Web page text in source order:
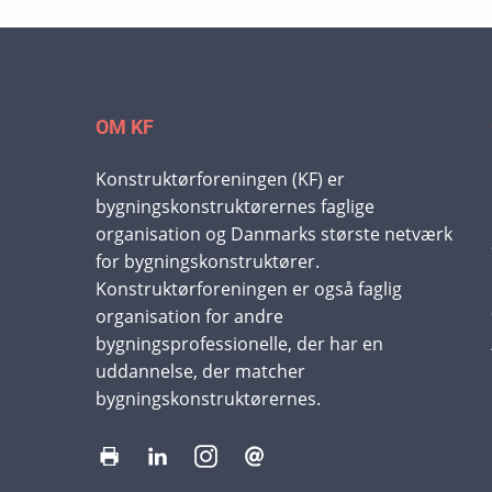
OM KF
Konstruktørforeningen (KF) er
bygningskonstruktørernes faglige
organisation og Danmarks største netværk
for bygningskonstruktører.
Konstruktørforeningen er også faglig
organisation for andre
bygningsprofessionelle, der har en
uddannelse, der matcher
bygningskonstruktørernes.